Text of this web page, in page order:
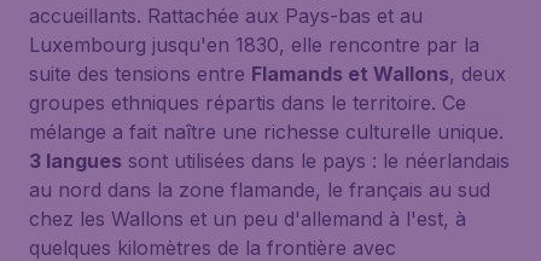
accueillants. Rattachée aux Pays-bas et au
Luxembourg jusqu'en 1830, elle rencontre par la
suite des tensions entre Flamands et Wallons, deux
groupes ethniques répartis dans le territoire. Ce
mélange a fait naître une richesse culturelle unique.
3 langues sont utilisées dans le pays : le néerlandais
au nord dans la zone flamande, le français au sud
chez les Wallons et un peu d'allemand à l'est, à
quelques kilomètres de la frontière avec